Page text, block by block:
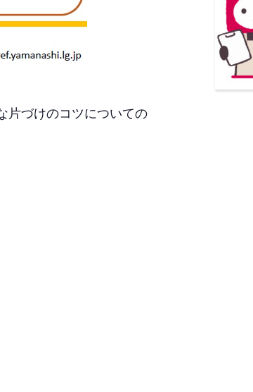
片づけのコツについての